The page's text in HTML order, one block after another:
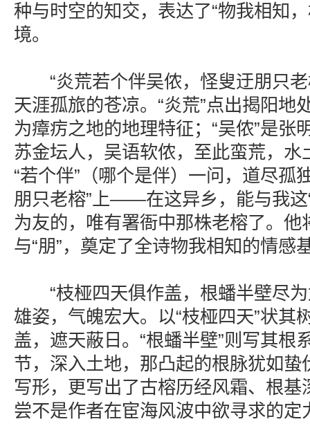
种与时空的知交，表达了“物我相知
境。
“炎荒若个伴吴侬，怪叟迂朋只老
天涯孤旅的苍凉。“炎荒”点出揭阳地
为瘴疠之地的地理特征；“吴侬”是张
苏金坛人，吴语软侬，至此蛮荒，水
“若个伴”（哪个是伴）一问，道尽孤
朋只老榕”上——在这异乡，能与我这
为友的，唯有署衙中那株老榕了。他
与“朋”，奠定了全诗物我相知的情感
“枝桠四天俱作盖，根蟠半壁尽为
雄姿，气魄宏大。以“枝桠四天”状其
盖，遮天蔽日。“根蟠半壁”则写其根
节，深入土地，那凸起的根脉犹如蛰
写形，更写出了古榕历经风霜、根基
尝不是作者在宦海风波中欲寻求的定